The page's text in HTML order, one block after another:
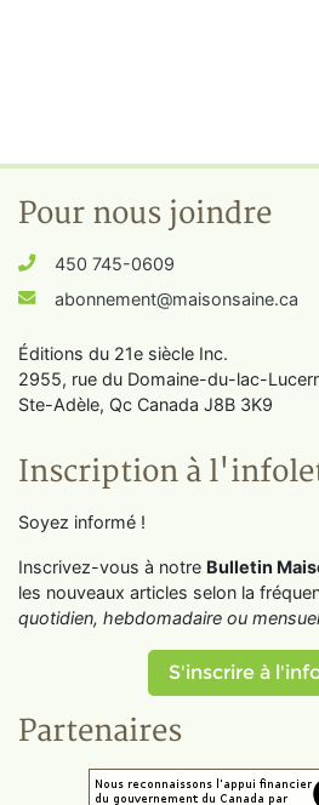
Pour nous joindre
450 745-0609
abonnement@maisonsaine.ca
Éditions du 21e siècle Inc.
2955, rue du Domaine-du-lac-
Ste-Adèle, Qc Canada J8B 3K9
Inscription à
Soyez informé !
Inscrivez-vous à notre Bulletin
les nouveaux articles selon la
quotidien, hebdomadaire ou mensuel
S'inscrire à
Partenaires